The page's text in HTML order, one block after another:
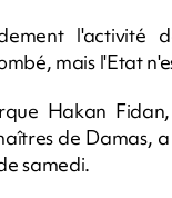
l'activité
mais l'Etat
Hakan
de Damas,
samedi.